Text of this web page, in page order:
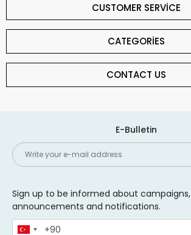
CUSTOMER SERVİCE
CATEGORİES
CONTACT US
E-Bulletin
Sign up to be informed about campaigns,
announcements and notifications.